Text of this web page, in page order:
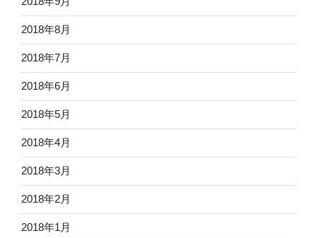
2018年8月
2018年7月
2018年6月
2018年5月
2018年4月
2018年3月
2018年2月
2018年1月